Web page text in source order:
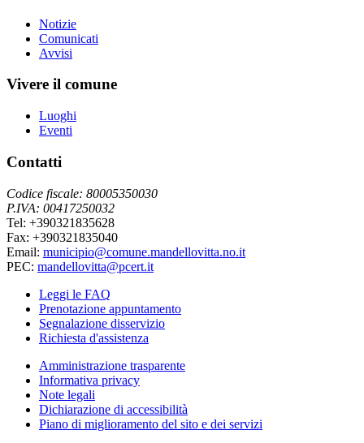
Notizie
Comunicati
Avvisi
Vivere il comune
Luoghi
Eventi
Contatti
Codice fiscale: 80005350030
P.IVA: 00417250032
Tel: +390321835628
Fax: +390321835040
Email: municipio@comune.mandellovitta.no.it
PEC: mandellovitta@pcert.it
Leggi le FAQ
Prenotazione appuntamento
Segnalazione disservizio
Richiesta d'assistenza
Amministrazione trasparente
Informativa privacy
Note legali
Dichiarazione di accessibilità
Piano di miglioramento del sito e dei servizi